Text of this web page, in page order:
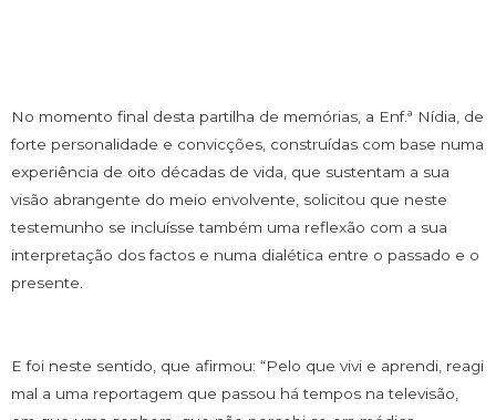
No momento final desta partilha de memórias, a Enf.ª Nídia, de
forte personalidade e convicções, construídas com base numa
experiência de oito décadas de vida, que sustentam a sua
visão abrangente do meio envolvente, solicitou que neste
testemunho se incluísse também uma reflexão com a sua
interpretação dos factos e numa dialética entre o passado e o
presente.
E foi neste sentido, que afirmou: “Pelo que vivi e aprendi, reagi
mal a uma reportagem que passou há tempos na televisão,